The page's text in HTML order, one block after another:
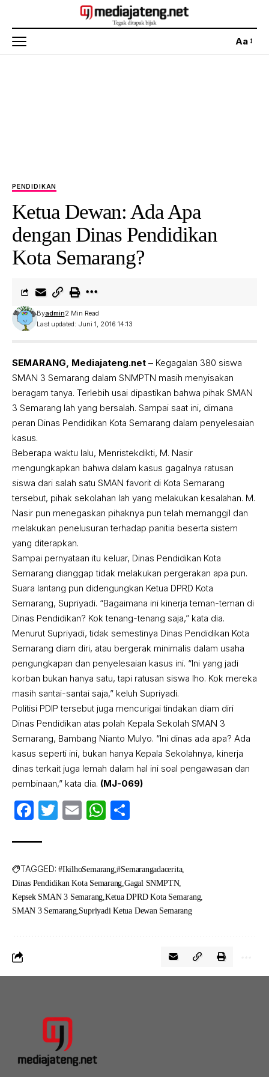
Aa
PENDIDIKAN
Ketua Dewan: Ada Apa
dengan Dinas Pendidikan
Kota Semarang?
Last updated: Juni 1, 2016 14:13
Byadmin2 Min Read
SEMARANG, Mediajateng.net – Kegagalan 380 siswa
SMAN 3 Semarang dalam SNMPTN masih menyisakan
beragam tanya. Terlebih usai dipastikan bahwa pihak SMAN
3 Semarang lah yang bersalah. Sampai saat ini, dimana
peran Dinas Pendidikan Kota Semarang dalam penyelesaian
kasus.
Beberapa waktu lalu, Menristekdikti, M. Nasir
mengungkapkan bahwa dalam kasus gagalnya ratusan
siswa dari salah satu SMAN favorit di Kota Semarang
tersebut, pihak sekolahan lah yang melakukan kesalahan. M.
Nasir pun menegaskan pihaknya pun telah memanggil dan
melakukan penelusuran terhadap panitia beserta sistem
yang diterapkan.
Sampai pernyataan itu keluar, Dinas Pendidikan Kota
Semarang dianggap tidak melakukan pergerakan apa pun.
Suara lantang pun didengungkan Ketua DPRD Kota
Semarang, Supriyadi. “Bagaimana ini kinerja teman-teman di
Dinas Pendidikan? Kok tenang-tenang saja,” kata dia.
Menurut Supriyadi, tidak semestinya Dinas Pendidikan Kota
Semarang diam diri, atau bergerak minimalis dalam usaha
pengungkapan dan penyelesaian kasus ini. “Ini yang jadi
korban bukan hanya satu, tapi ratusan siswa lho. Kok mereka
masih santai-santai saja,” keluh Supriyadi.
Politisi PDIP tersebut juga mencurigai tindakan diam diri
Dinas Pendidikan atas polah Kepala Sekolah SMAN 3
Semarang, Bambang Nianto Mulyo. “Ini dinas ada apa? Ada
kasus seperti ini, bukan hanya Kepala Sekolahnya, kinerja
dinas terkait juga lemah dalam hal ini soal pengawasan dan
pembinaan,” kata dia. (MJ-069)
Facebook
Twitter
EmailWhatsApp
TAGGED: #IkilhoSemarang #Semarangadacerita
Dinas Pendidikan Kota Semarang Gagal SNMPTN
Kepsek SMAN 3 Semarang Ketua DPRD Kota Semarang
SMAN 3 Semarang Supriyadi Ketua Dewan Semarang